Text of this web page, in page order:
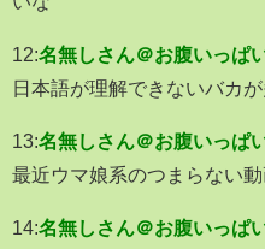
12:名無しさん＠お腹いっぱ
日本語が理解できないバカ
13:名無しさん＠お腹いっぱ
最近ウマ娘系のつまらない
14:名無しさん＠お腹いっぱ